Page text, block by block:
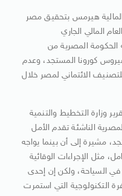
هيرمس بتحقيق مصر
3% خلال العام المالي الجاري
الحكومة المصرية من
كورونا المستجد، وعدم
الائتماني لمصر خلال
وزارة التخطيط والتنمية
الناشئة تقدم الأمل
مشيرة إلى أن بينما يواجه
مثل الإجراءات الوقائية
السياحة، ولكن إن إحدى
التكنولوجية التي استمرت